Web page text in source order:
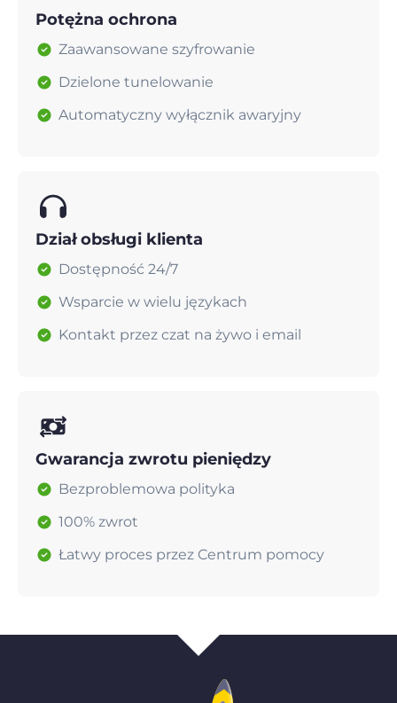
Potężna ochrona
Zaawansowane szyfrowanie
Dzielone tunelowanie
Automatyczny wyłącznik awaryjny
Dział obsługi klienta
Dostępność 24/7
Wsparcie w wielu językach
Kontakt przez czat na żywo i email
Gwarancja zwrotu pieniędzy
Bezproblemowa polityka
100% zwrot
Łatwy proces przez Centrum pomocy